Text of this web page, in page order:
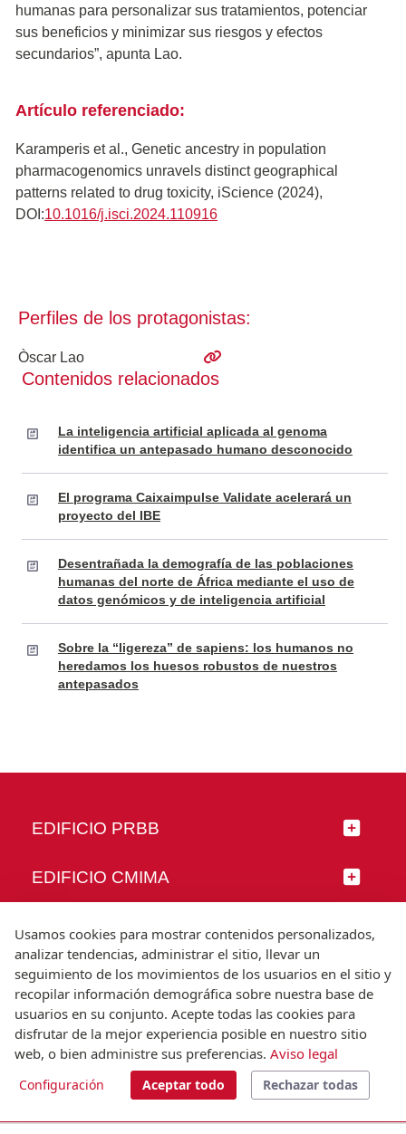
humanas para personalizar sus tratamientos, potenciar
sus beneficios y minimizar sus riesgos y efectos
secundarios”, apunta Lao.
Artículo referenciado:
Karamperis et al., Genetic ancestry in population
pharmacogenomics unravels distinct geographical
patterns related to drug toxicity, iScience (2024),
DOI:10.1016/j.isci.2024.110916
Perfiles de los protagonistas:
Òscar Lao
Contenidos relacionados
La inteligencia artificial aplicada al genoma
identifica un antepasado humano desconocido
El programa Caixaimpulse Validate acelerará un
proyecto del IBE
Desentrañada la demografía de las poblaciones
humanas del norte de África mediante el uso de
datos genómicos y de inteligencia artificial
Sobre la “ligereza” de sapiens: los humanos no
heredamos los huesos robustos de nuestros
antepasados
EDIFICIO PRBB
EDIFICIO CMIMA
SÍGUENOS
© Universitat Pompeu Fabra
Barcelona
T.(+34) 93 542 20 00
Usamos cookies para mostrar contenidos personalizados,
analizar tendencias, administrar el sitio, llevar un
seguimiento de los movimientos de los usuarios en el sitio y
recopilar información demográfica sobre nuestra base de
usuarios en su conjunto. Acepte todas las cookies para
disfrutar de la mejor experiencia posible en nuestro sitio
web, o bien administre sus preferencias. Aviso legal
Configuración Aceptar todo Rechazar todas